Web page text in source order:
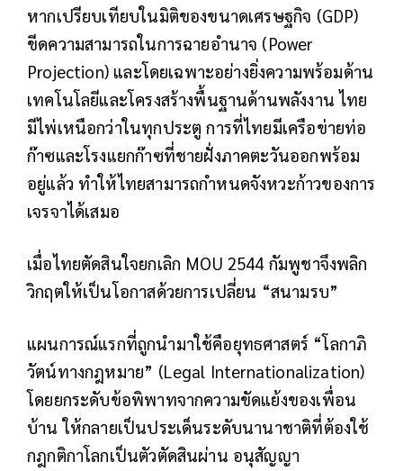
หากเปรียบเทียบในมิติของขนาดเศรษฐกิจ (GDP)
ขีดความสามารถในการฉายอำนาจ (Power
Projection) และโดยเฉพาะอย่างยิ่งความพร้อมด้าน
เทคโนโลยีและโครงสร้างพื้นฐานด้านพลังงาน ไทย
มีไพ่เหนือกว่าในทุกประตู การที่ไทยมีเครือข่ายท่อ
ก๊าซและโรงแยกก๊าซที่ชายฝั่งภาคตะวันออกพร้อม
อยู่แล้ว ทำให้ไทยสามารถกำหนดจังหวะก้าวของการ
เจรจาได้เสมอ
เมื่อไทยตัดสินใจยกเลิก MOU 2544 กัมพูชาจึงพลิก
วิกฤตให้เป็นโอกาสด้วยการเปลี่ยน “สนามรบ”
แผนการณ์แรกที่ถูกนำมาใช้คือยุทธศาสตร์ “โลกาภิ
วัตน์ทางกฎหมาย” (Legal Internationalization)
โดยยกระดับข้อพิพาทจากความขัดแย้งของเพื่อน
บ้าน ให้กลายเป็นประเด็นระดับนานาชาติที่ต้องใช้
กฎกติกาโลกเป็นตัวตัดสินผ่าน อนุสัญญา